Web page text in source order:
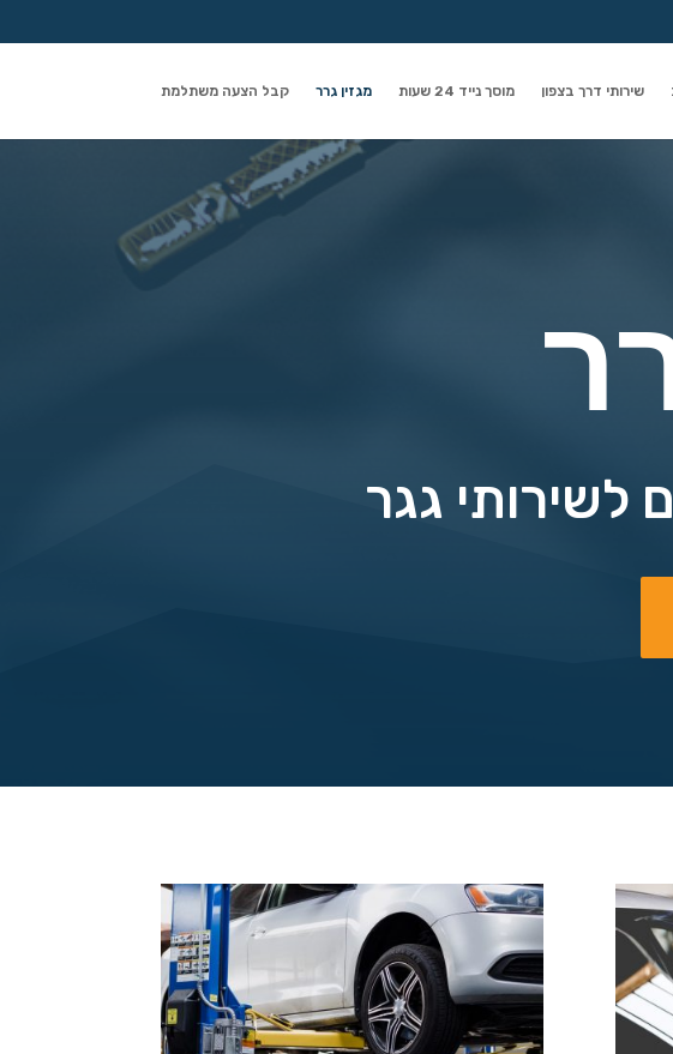
שירותי דרך בצפון מוסך נייד 24 שעות מגזין גרר קבל הצעה משתלמת
לשירותי גגר